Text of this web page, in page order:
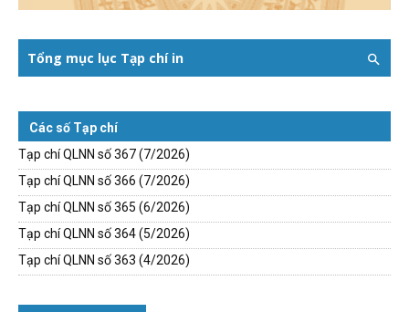
Tổng mục lục Tạp chí in
Các số Tạp chí
Tạp chí QLNN số 367 (7/2026)
Tạp chí QLNN số 366 (7/2026)
Tạp chí QLNN số 365 (6/2026)
Tạp chí QLNN số 364 (5/2026)
Tạp chí QLNN số 363 (4/2026)